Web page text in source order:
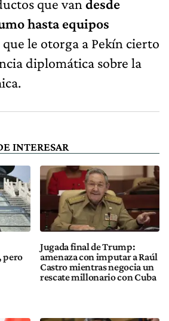
que van desde
hasta equipos
que le otorga a Pekín cierto
diplomática sobre la
INTERESAR
pero
Jugada final de Trump:
amenaza con imputar a Raúl
Castro mientras negocia un
rescate millonario con Cuba